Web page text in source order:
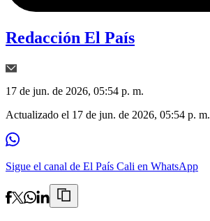
Redacción El País
17 de jun. de 2026, 05:54 p. m.
Actualizado el 17 de jun. de 2026, 05:54 p. m.
Sigue el canal de El País Cali en WhatsApp